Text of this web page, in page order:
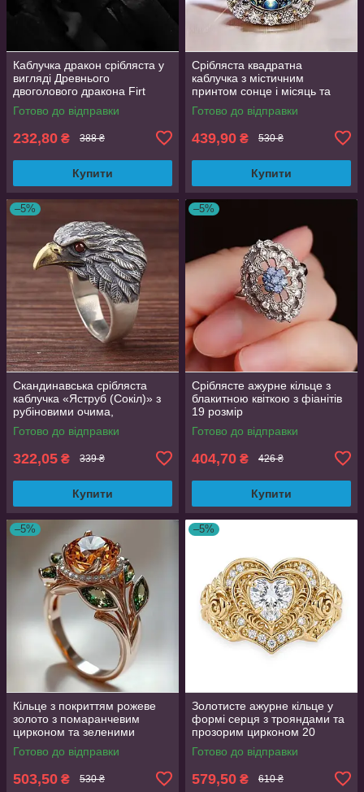
Каблучка дракон срібляста у
вигляді Древнього
двоголового дракона Firt
регульований розмір
AurumLux008
Готово до відправки
232,80 ₴ 388 ₴
Купити
Срібляста квадратна
каблучка з містичним
принтом сонце і місяць та
фіанітами 19 розмір
Готово до відправки
439,90 ₴ 530 ₴
Купити
–5%
Скандинавська срібляста
каблучка «Яструб (Сокіл)» з
рубіновими очима,
регульована AurumLux158
Готово до відправки
322,05 ₴ 339 ₴
Купити
–5%
Сріблясте ажурне кільце з
блакитною квіткою з фіанітів
19 розмір
Готово до відправки
404,70 ₴ 426 ₴
Купити
–5%
Кільце з покриттям рожеве
золото з помаранчевим
цирконом та зеленими
листочками 17 розмір
Готово до відправки
503,50 ₴ 530 ₴
–5%
Золотисте ажурне кільце у
формі серця з трояндами та
прозорим цирконом 20
розмір
Готово до відправки
579,50 ₴ 610 ₴